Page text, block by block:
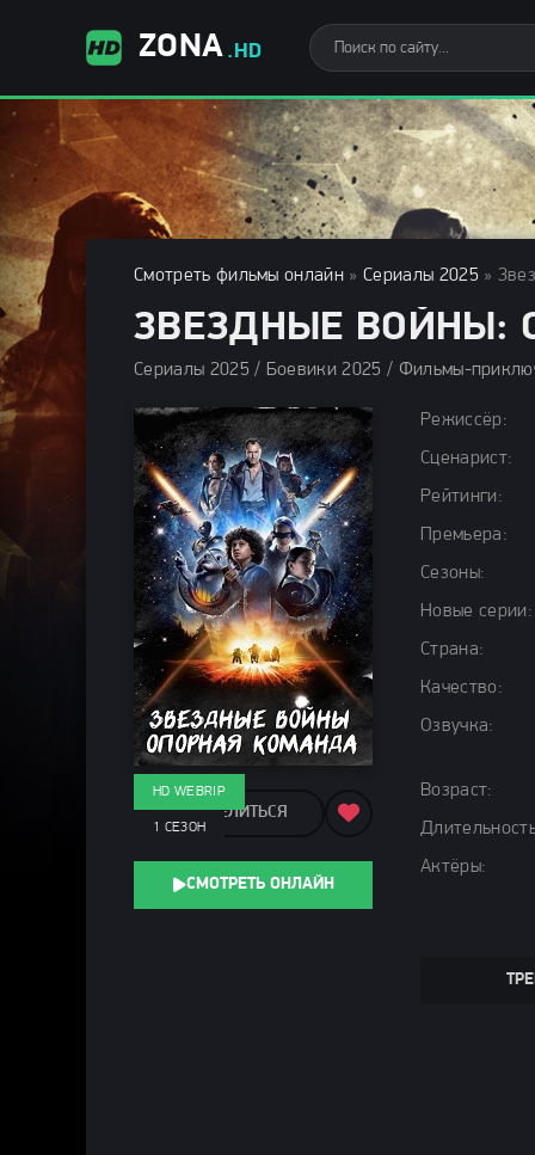
ZONA .HD
Смотреть фильмы онлайн »Сериалы 2025 »
ЗВЕЗДНЫЕ ВОЙНЫ:
Режиссёр:
Сценарист:
Рейтинги:
Премьера:
Сезоны:
Новые серии:
Страна:
Качество:
Озвучка:
Возраст:
Актёры:
HD WEBRIP
1 СЕЗОН
ПОДЕЛИТЬСЯ
СМОТРЕТЬ ОНЛАЙН